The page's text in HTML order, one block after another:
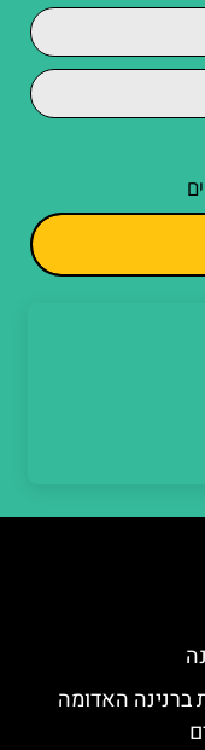
ברנינה האדומה